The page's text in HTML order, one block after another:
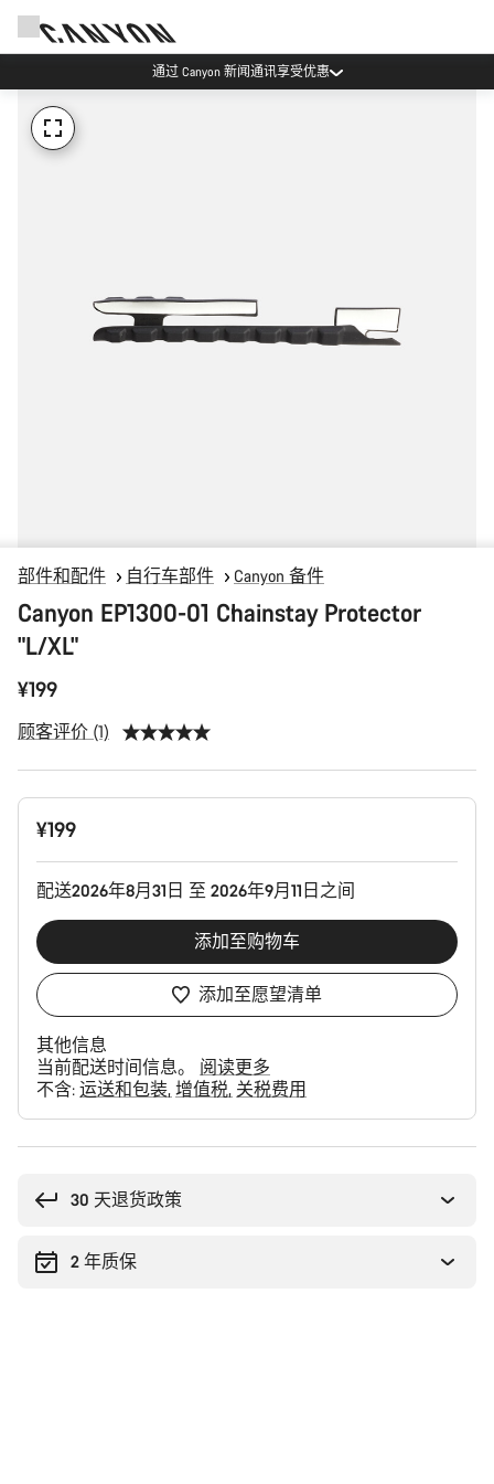
通过 Canyon 新闻通讯享受优惠
部件和配件 自行车部件 Canyon 备件
Canyon EP1300-01 Chainstay Protector
"L/XL"
¥199
顾客评价 (1)
产
¥199
配送2026年8月31日 至 2026年9月11日之间
添加至购物车
添加至愿望清单
其他信息
当前配送时间信息。 阅读更多
不含: 运送和包装 增值税 关税费用
30 天退货政策
2 年质保